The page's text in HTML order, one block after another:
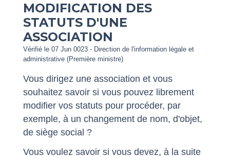
MODIFICATION DES
STATUTS D'UNE
ASSOCIATION
Vérifié le 07 Jun 0023 - Direction de l'information légale et
administrative (Première ministre)
Vous dirigez une association et vous
souhaitez savoir si vous pouvez librement
modifier vos statuts pour procéder, par
exemple, à un changement de nom, d'objet,
de siège social ?
Vous voulez savoir si vous devez, à la suite